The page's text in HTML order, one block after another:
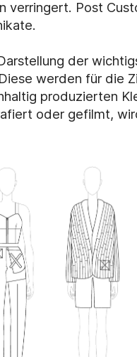
verringert. Post
der
werden für die
produzierten
oder gefilmt,